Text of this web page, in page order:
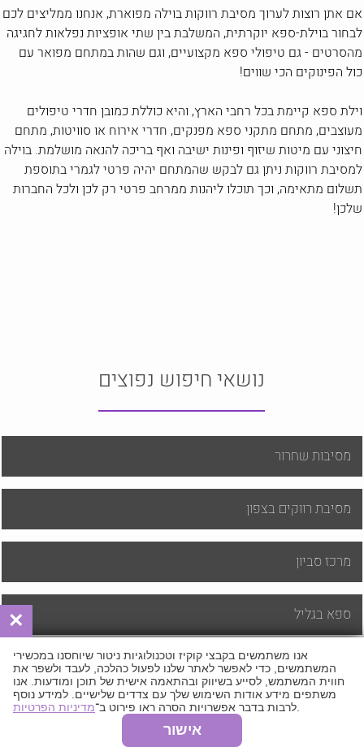
אם אתן רוצות לערוך מסיבת רווקות בוילה מפוארת, אנחנו ממליצים לכם
לבחור בוילת-ספא יוקרתית, המשלבת בין שתי אופציות נפלאות לחגיגה
מהסרטים - גם טיפולי ספא מקצועיים, וגם שהות במתחם מפואר עם
כול הפינוקים הכי שווים!
וילת ספא קיימת בכל רחבי הארץ, והיא כוללת כמובן חדרי טיפולים
מעוצבים, מתחם מתקני ספא מפנקים, חדרי אירוח או סוויטות, מתחם
חיצוני עם מיטות שיזוף ופינות ישיבה ואף בריכה להנאה מושלמת. בוילה
למסיבת רווקות ניתן גם לבקש שהמתחם יהיה פרטי לגמרי בתוספת
תשלום מתאימה, וכך תוכלו ליהנות ממרחב פרטי רק לכן ולכל החברות
שלכן!
נושאי חיפוש נפוצים
מסיבות שחרור
מסיבת רווקים בצפון
מרכז סביון
ספא בגליל
ספא זוגי
×
אנו משתמשים בקבצי קוקיז וטכנולוגיות ניטור שיוחסנו במכשירי
המשתמשים, כדי לאפשר לאתר שלנו לפעול כהלכה, לעבד ולשפר את
חווית המשתמש, לסייע בשיווק ובהתאמה אישית של תוכן ומודעות. אנו
משתפים מידע אודות השימוש שלך עם צדדים שלישיים. למידע נוסף
לרבות בדבר אפשרויות הסרה ראו פירוט ב־מדיניות הפרטיות
אישור